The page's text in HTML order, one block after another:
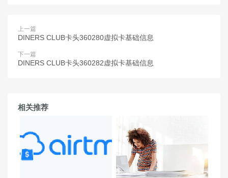
上一篇
DINERS CLUB卡头360280虚拟卡基础信息
下一篇
DINERS CLUB卡头360282虚拟卡基础信息
相关推荐